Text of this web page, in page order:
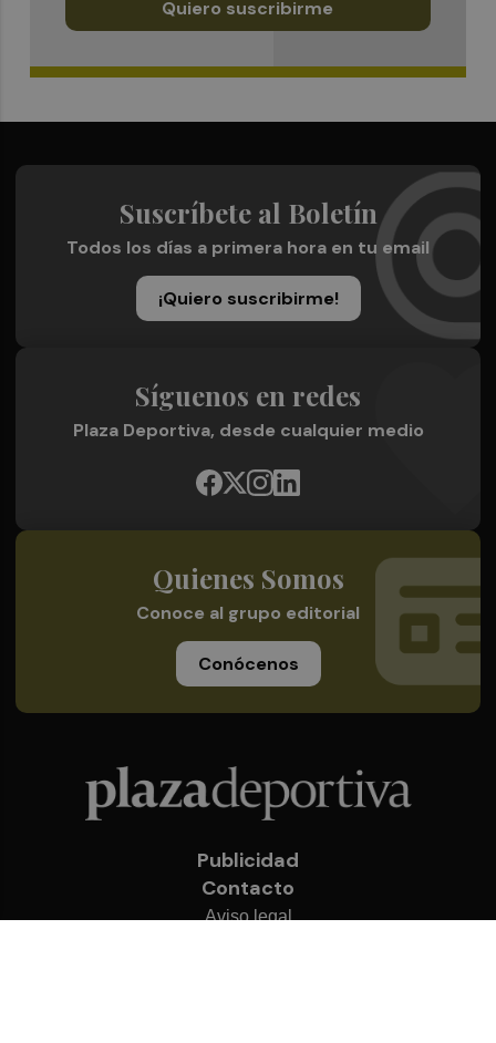
Quiero suscribirme
Suscríbete al Boletín
Todos los días a primera hora en tu email
¡Quiero suscribirme!
Síguenos en redes
Plaza Deportiva, desde cualquier medio
Quienes Somos
Conoce al grupo editorial
Conócenos
Publicidad
Contacto
Aviso legal